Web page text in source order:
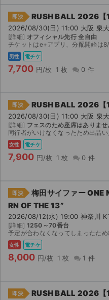
即決 RUSH BALL 2026【
2026/08/30(日) 11:00 大阪 泉大
[詳細] オフィシャル先行 全自由
チケットはe+アプリ、分配開始は8/27(木) 15時です。メールでの分
男性 電チケ
7,700 円/枚 1 枚 0 件
即決 RUSH BALL 2026【
2026/08/30(日) 11:00 大阪 泉大
[詳細] フェスのため座席はありませ
同行者がいけなくなったため出品いたします。 イープラにて分配予定で
女性 電チケ
7,900 円/枚 1 枚 0 件
即決
梅田サイファー ONE
RN OF THE 13”
2026/08/12(水) 19:00 神奈川
[詳細] 1250～70番台
予定が合わなくなってしまったため出品いたします。 チケットぴあで当選したチケットです。 【お
女性 電チケ
8,000 円/枚 1 枚 1 件
即決 RUSH BALL 2026【